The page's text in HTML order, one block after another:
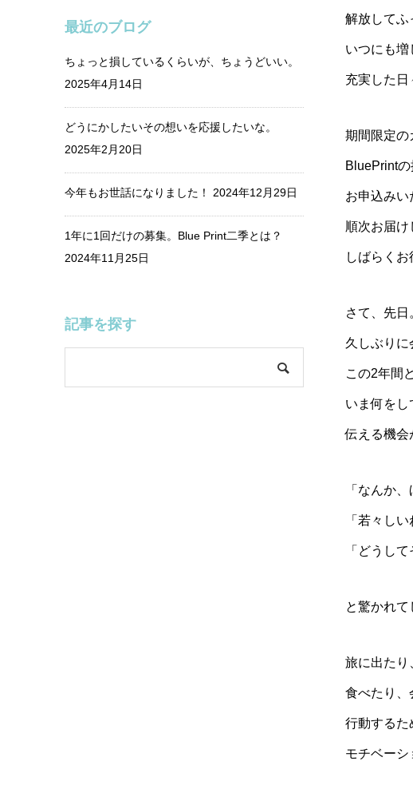
解放してふ
いつにも増
充実した日
期間限定の
BluePrintの
お申込みい
順次お届け
しばらくお
さて、先日
久しぶりに
この2年間
いま何をし
伝える機会
「なんか
「若々しい
「どうし
と驚かれて
旅に出たり
食べたり、
行動するた
モチベーシ
最近のブログ
ちょっと損しているくらいが、ちょうどいい。
2025年4月14日
どうにかしたいその想いを応援したいな。
2025年2月20日
今年もお世話になりました！ 2024年12月29日
1年に1回だけの募集。Blue Print二季とは？
2024年11月25日
記事を探す